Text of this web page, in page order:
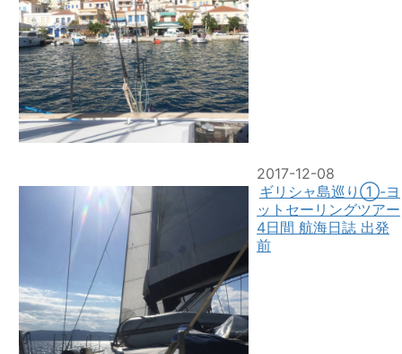
2017-12-08
ギリシャ島巡り①-ヨ
ットセーリングツアー
4日間 航海日誌 出発
前